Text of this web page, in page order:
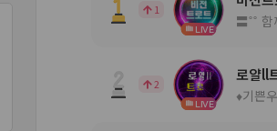
1
LIVE 〓˚˚
2
LIVE
로얄ll
♦️기쁜